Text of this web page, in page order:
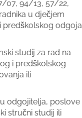
07, 94/13, 57/22,
u dječjem
predškolskog odgoja
studij za rad na
i predškolskog
ili
odgojitelja, poslove
stručni studij ili